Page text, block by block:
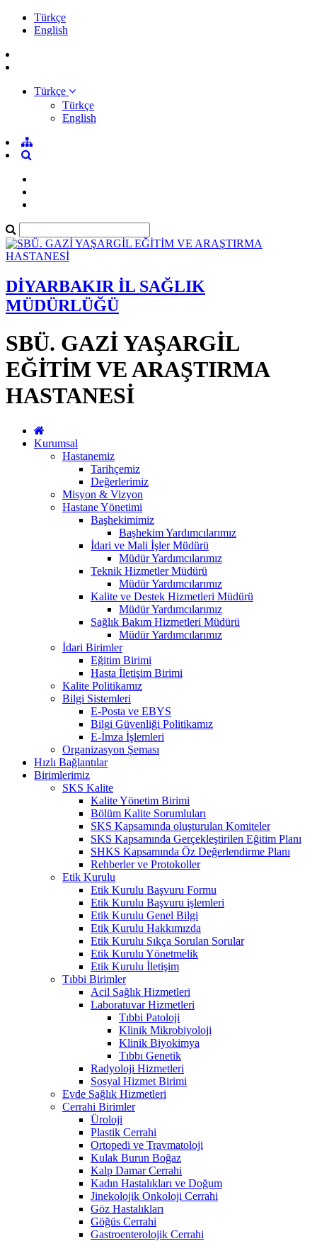
Türkçe
English
Türkçe
Türkçe
English
DİYARBAKIR İL SAĞLIK
MÜDÜRLÜĞÜ
SBÜ. GAZİ YAŞARGİL
EĞİTİM VE ARAŞTIRMA
HASTANESİ
Kurumsal
Hastanemiz
Tarihçemiz
Değerlerimiz
Misyon & Vizyon
Hastane Yönetimi
Başhekimimiz
Başhekim Yardımcılarımız
İdari ve Mali İşler Müdürü
Müdür Yardımcılarımız
Teknik Hizmetler Müdürü
Müdür Yardımcılarımız
Kalite ve Destek Hizmetleri Müdürü
Müdür Yardımcılarımız
Sağlık Bakım Hizmetleri Müdürü
Müdür Yardımcılarımız
İdari Birimler
Eğitim Birimi
Hasta İletişim Birimi
Kalite Politikamız
Bilgi Sistemleri
E-Posta ve EBYS
Bilgi Güvenliği Politikamız
E-İmza İşlemleri
Organizasyon Şeması
Hızlı Bağlantılar
Birimlerimiz
SKS Kalite
Kalite Yönetim Birimi
Bölüm Kalite Sorumluları
SKS Kapsamında oluşturulan Komiteler
SKS Kapsamında Gerçekleştirilen Eğitim Planı
SHKS Kapsamında Öz Değerlendirme Planı
Rehberler ve Protokoller
Etik Kurulu
Etik Kurulu Başvuru Formu
Etik Kurulu Başvuru işlemleri
Etik Kurulu Genel Bilgi
Etik Kurulu Hakkımızda
Etik Kurulu Sıkça Sorulan Sorular
Etik Kurulu Yönetmelik
Etik Kurulu İletişim
Tıbbi Birimler
Acil Sağlık Hizmetleri
Laboratuvar Hizmetleri
Tıbbi Patoloji
Klinik Mikrobiyoloji
Klinik Biyokimya
Tıbbı Genetik
Radyoloji Hizmetleri
Sosyal Hizmet Birimi
Evde Sağlık Hizmetleri
Cerrahi Birimler
Üroloji
Plastik Cerrahi
Ortopedi ve Travmatoloji
Kulak Burun Boğaz
Kalp Damar Cerrahi
Kadın Hastalıkları ve Doğum
Jinekolojik Onkoloji Cerrahi
Göz Hastalıkları
Göğüs Cerrahi
Gastroenterolojik Cerrahi